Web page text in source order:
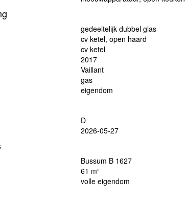
gedeeltelijk dubbel glas
cv ketel, open haard
cv ketel
2017
Vaillant
gas
eigendom
D
2026-05-27
Bussum B 1627
61 m²
volle eigendom